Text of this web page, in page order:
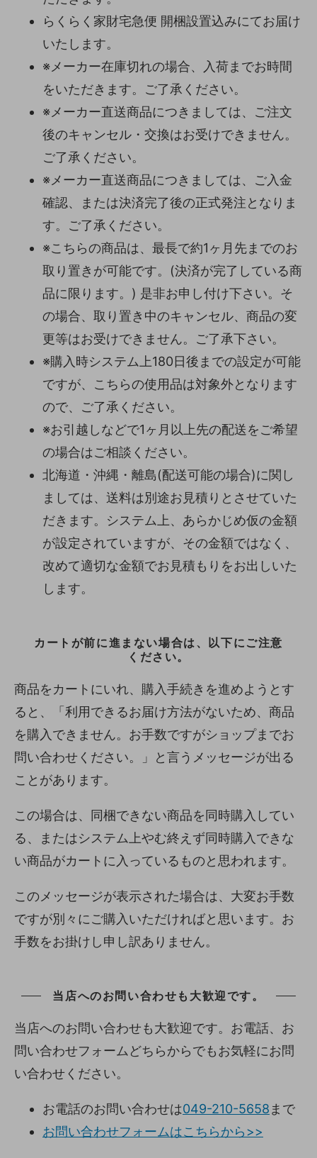
らくらく家財宅急便 開梱設置込みにてお届け
いたします。
※メーカー在庫切れの場合、入荷までお時間
をいただきます。ご了承ください。
※メーカー直送商品につきましては、ご注文
後のキャンセル・交換はお受けできません。
ご了承ください。
※メーカー直送商品につきましては、ご入金
確認、または決済完了後の正式発注となりま
す。ご了承ください。
※こちらの商品は、最長で約1ヶ月先までのお
取り置きが可能です。(決済が完了している商
品に限ります。) 是非お申し付け下さい。そ
の場合、取り置き中のキャンセル、商品の変
更等はお受けできません。ご了承下さい。
※購入時システム上180日後までの設定が可能
ですが、こちらの使用品は対象外となります
ので、ご了承ください。
※お引越しなどで1ヶ月以上先の配送をご希望
の場合はご相談ください。
北海道・沖縄・離島(配送可能の場合)に関し
ましては、送料は別途お見積りとさせていた
だきます。システム上、あらかじめ仮の金額
が設定されていますが、その金額ではなく、
改めて適切な金額でお見積もりをお出しいた
します。
カートが前に進まない場合は、以下にご注意
ください。
商品をカートにいれ、購入手続きを進めようとす
ると、「利用できるお届け方法がないため、商品
を購入できません。お手数ですがショップまでお
問い合わせください。」と言うメッセージが出る
ことがあります。
この場合は、同梱できない商品を同時購入してい
る、またはシステム上やむ終えず同時購入できな
い商品がカートに入っているものと思われます。
このメッセージが表示された場合は、大変お手数
ですが別々にご購入いただければと思います。お
手数をお掛けし申し訳ありません。
当店へのお問い合わせも大歓迎です。
当店へのお問い合わせも大歓迎です。お電話、お
問い合わせフォームどちらからでもお気軽にお問
い合わせください。
お電話のお問い合わせは049-210-5658 まで
お問い合わせフォームはこちらから>>